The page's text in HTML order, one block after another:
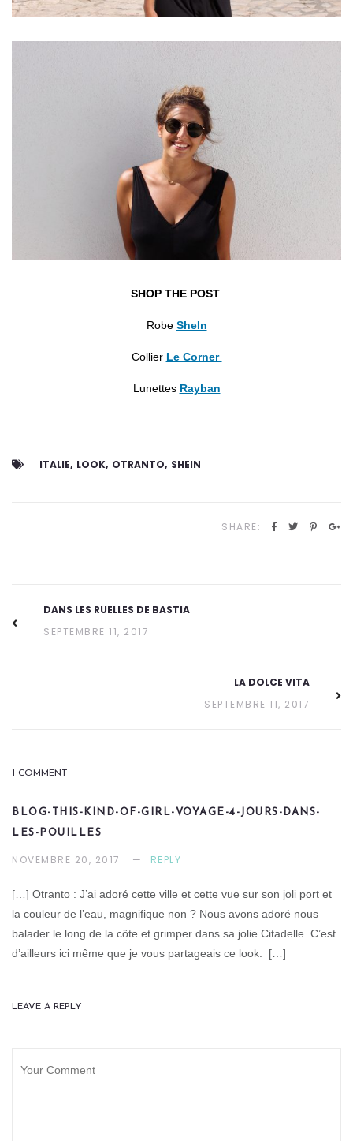
SHOP THE POST
Robe SheIn
Collier Le Corner
Lunettes Rayban
ITALIE LOOK OTRANTO SHEIN
SHARE:
DANS LES RUELLES DE BASTIA
SEPTEMBRE 11, 2017
LA DOLCE VITA
SEPTEMBRE 11, 2017
1 COMMENT
BLOG-THIS-KIND-OF-GIRL-VOYAGE-4-JOURS-DANS-
LES-POUILLES
NOVEMBRE 20, 2017 REPLY
[…] Otranto : J’ai adoré cette ville et cette vue sur son joli port et
la couleur de l’eau, magnifique non ? Nous avons adoré nous
balader le long de la côte et grimper dans sa jolie Citadelle. C’est
d’ailleurs ici même que je vous partageais ce look. […]
LEAVE A REPLY